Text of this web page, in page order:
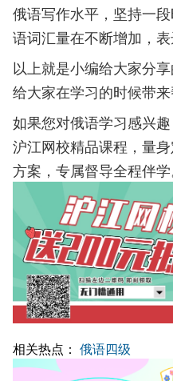
俄语写作水平，坚持一
语词汇量在不断增加，
以上就是小编给大家分
给大家在学习的时候带来
如果您对俄语学习感兴
沪江网校精品课程，量
方案，专属督导全程伴
相关热点： 俄语四级